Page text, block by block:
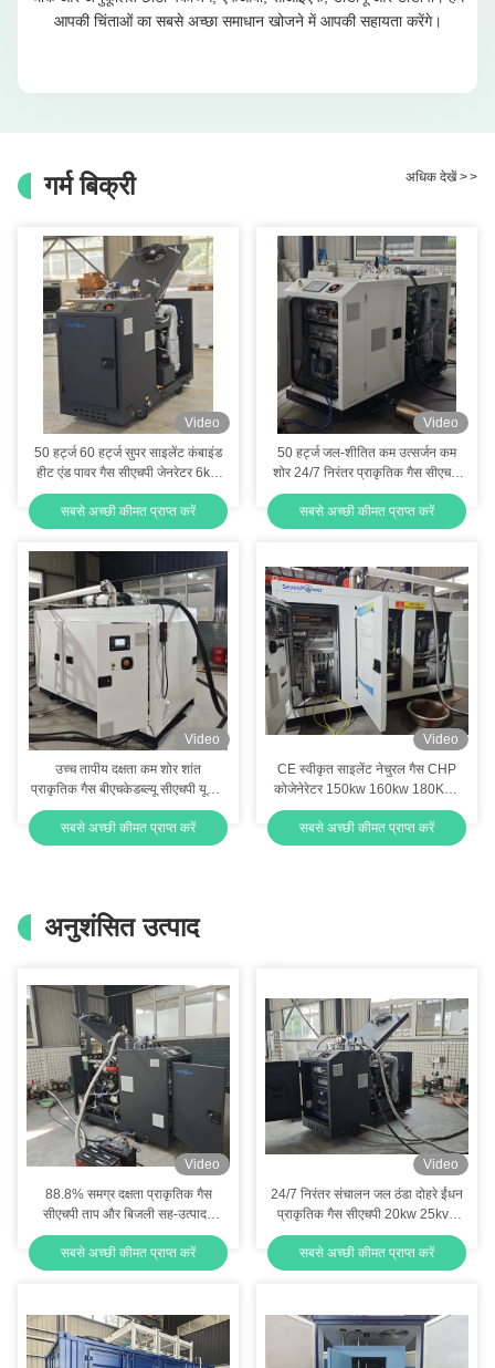
आपकी चिंताओं का सबसे अच्छा समाधान खोजने में आपकी सहायता करेंगे।
गर्म बिक्री अधिक देखें>>
Video
50 हर्ट्ज 60 हर्ट्ज सुपर साइलेंट कंबाइंड
हीट एंड पावर गैस सीएचपी जेनरेटर 6kw
8kw 10kva 10kw
सबसे अच्छी कीमत प्राप्त करें
Video
50 हर्ट्ज जल-शीतित कम उत्सर्जन कम
शोर 24/7 निरंतर प्राकृतिक गैस सीएचपी
बीएचकेडब्ल्यू 20kw 25kva
सबसे अच्छी कीमत प्राप्त करें
Video
उच्च तापीय दक्षता कम शोर शांत
प्राकृतिक गैस बीएचकेडब्ल्यू सीएचपी यूनिट
कोजेन 120kw 150kva, सीई अनुमोदन
और कम उत्सर्जन के साथ
सबसे अच्छी कीमत प्राप्त करें
Video
CE स्वीकृत साइलेंट नेचुरल गैस CHP
कोजेनेरेटर 150kw 160kw 180KVA
190KVA 200KVA
सबसे अच्छी कीमत प्राप्त करें
अनुशंसित उत्पाद
Video
88.8% समग्र दक्षता प्राकृतिक गैस
सीएचपी ताप और बिजली सह-उत्पादन
इकाई 20KW 25KVA
सबसे अच्छी कीमत प्राप्त करें
Video
24/7 निरंतर संचालन जल ठंडा दोहरे ईंधन
प्राकृतिक गैस सीएचपी 20kw 25kva
उच्च समग्र दक्षता के साथ
सबसे अच्छी कीमत प्राप्त करें